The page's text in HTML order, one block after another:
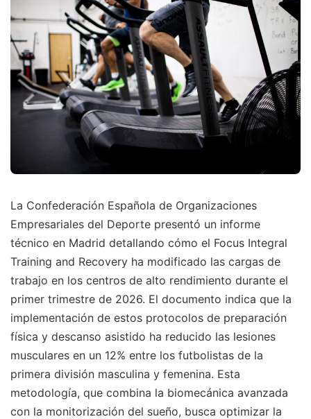
La Confederación Española de Organizaciones
Empresariales del Deporte presentó un informe
técnico en Madrid detallando cómo el Focus Integral
Training and Recovery ha modificado las cargas de
trabajo en los centros de alto rendimiento durante el
primer trimestre de 2026. El documento indica que la
implementación de estos protocolos de preparación
física y descanso asistido ha reducido las lesiones
musculares en un 12% entre los futbolistas de la
primera división masculina y femenina. Esta
metodología, que combina la biomecánica avanzada
con la monitorización del sueño, busca optimizar la